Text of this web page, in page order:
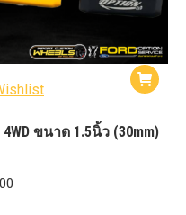
ขนาด 1.5นิ้ว (30mm)